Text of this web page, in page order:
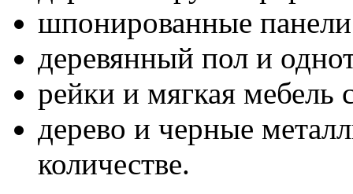
шпонированные
деревянный пол и
рейки и мягкая мебель
дерево и черные
количестве.